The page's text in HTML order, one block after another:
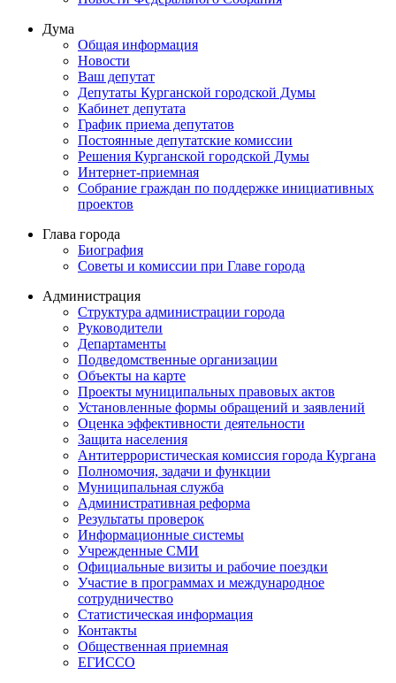
Дума
Общая информация
Новости
Ваш депутат
Депутаты Курганской городской Думы
Кабинет депутата
График приема депутатов
Постоянные депутатские комиссии
Решения Курганской городской Думы
Интернет-приемная
Собрание граждан по поддержке инициативных
проектов
Глава города
Биография
Советы и комиссии при Главе города
Администрация
Структура администрации города
Руководители
Департаменты
Подведомственные организации
Объекты на карте
Проекты муниципальных правовых актов
Установленные формы обращений и заявлений
Оценка эффективности деятельности
Защита населения
Антитеррористическая комиссия города Кургана
Полномочия, задачи и функции
Муниципальная служба
Административная реформа
Результаты проверок
Информационные системы
Учрежденные СМИ
Официальные визиты и рабочие поездки
Участие в программах и международное
сотрудничество
Статистическая информация
Контакты
Общественная приемная
ЕГИССО